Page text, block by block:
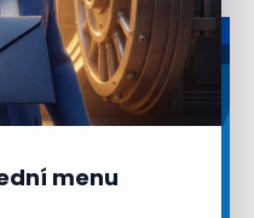
menu